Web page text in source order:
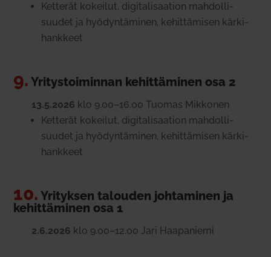
Ket­terät kokeilut, digi­ta­li­saation mah­dol­li­
suudet ja hyö­dyn­tä­minen, kehit­tä­misen kär­ki­
hankkeet
9. Yri­tys­toi­minnan kehit­tä­minen osa 2
13.5.2026 klo 9.00–16.00 Tuomas Mik­konen
Ket­terät kokeilut, digi­ta­li­saation mah­dol­li­
suudet ja hyö­dyn­tä­minen, kehit­tä­misen kär­ki­
hankkeet
10. Yri­tyksen talouden joh­ta­minen ja
kehit­tä­minen osa 1
2.6.2026 klo 9.00–12.00 Jari Haa­pa­niemi